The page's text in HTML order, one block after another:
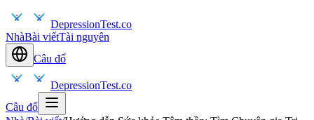
DepressionTest.co
NhàBài viếtTài nguyên
Câu đố
DepressionTest.co
Câu đố